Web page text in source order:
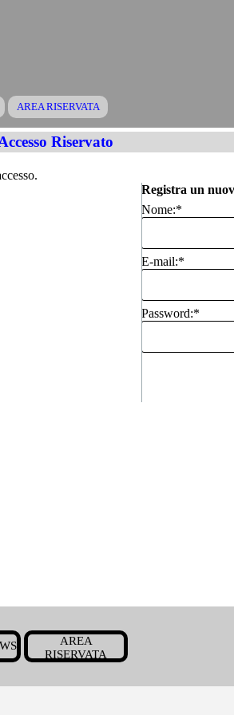
▼
AREA RISERVATA
Riservato
Registra un
Nome:*
E-mail:*
Password:*
▼
AREA
RISERVATA